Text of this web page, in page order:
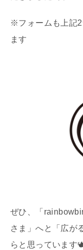
※フォームも上記2
ます
ぜひ、「
さま」へと「広が
らと思っています